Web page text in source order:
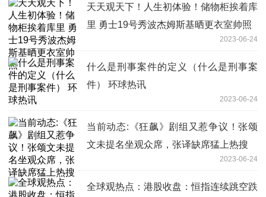
天天观天下！人生初体验！储物柜挨着库
里 勇士19号秀波杰姆斯基晒更衣室帅照
2023-06-24
什么是刑事案件的定义（什么是刑事案
件） 环球热讯
2023-06-24
当前动态:《狂飙》剧组又惹争议！张颂
文未提名坐观众席，张译缺席猛上热搜
2023-06-24
全球观热点：港股收盘：恒指连续跳空跌